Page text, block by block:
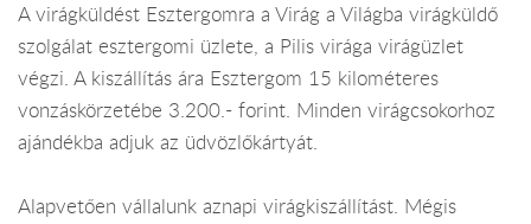
A virágküldést Esztergomra a Virág a Világba virágküldő
szolgálat esztergomi üzlete, a Pilis virága virágüzlet
végzi. A kiszállítás ára Esztergom 15 kilométeres
vonzáskörzetébe 3.200.- forint. Minden virágcsokorhoz
ajándékba adjuk az üdvözlőkártyát.
Alapvetően vállalunk aznapi virágkiszállítást. Mégis